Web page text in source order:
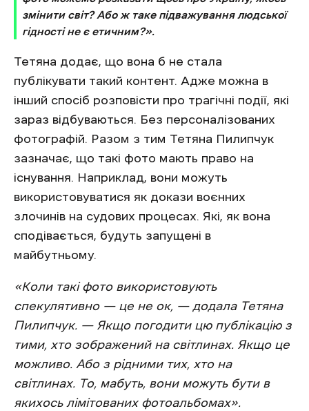
змінити світ? Або ж таке підважування людської
гідності не є етичним?».
Тетяна додає, що вона б не стала
публікувати такий контент. Адже можна в
інший спосіб розповісти про трагічні події, які
зараз відбуваються. Без персоналізованих
фотографій. Разом з тим Тетяна Пилипчук
зазначає, що такі фото мають право на
існування. Наприклад, вони можуть
використовуватися як докази воєнних
злочинів на судових процесах. Які, як вона
сподівається, будуть запущені в
майбутньому.
«Коли такі фото використовують
спекулятивно — це не ок, — додала Тетяна
Пилипчук. — Якщо погодити цю публікацію з
тими, хто зображений на світлинах. Якщо це
можливо. Або з рідними тих, хто на
світлинах. То, мабуть, вони можуть бути в
якихось лімітованих фотоальбомах».